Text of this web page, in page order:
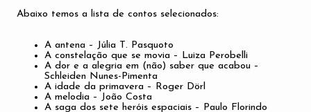
Abaixo temos a lista de contos selecionados:
A antena – Júlia T. Pasquoto
A constelação que se movia – Luiza Perobelli
A dor e a alegria em (não) saber que acabou –
Schleiden Nunes-Pimenta
A idade da primavera – Roger Dörl
A melodia – João Costa
A saga dos sete heróis espaciais – Paulo Florindo